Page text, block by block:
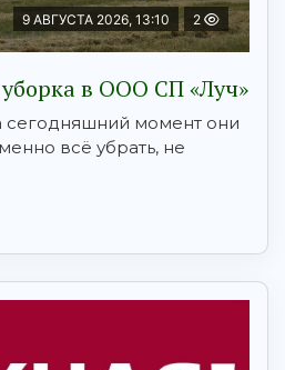
9 АВГУСТА 2026, 13:10 2
в ООО СП «Луч»
сегодняшний момент они
всё убрать, не